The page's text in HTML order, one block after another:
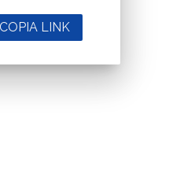
COPIA LINK